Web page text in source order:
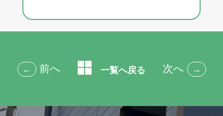
← 前へ 一覧へ戻る 次へ →